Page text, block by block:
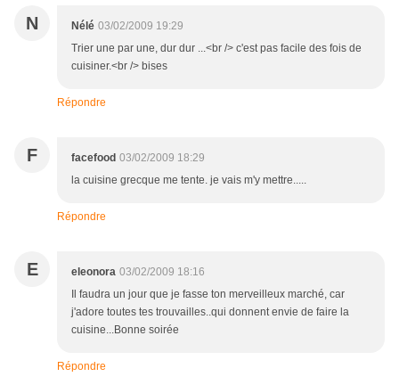
N Nélé 03/02/2009 19:29
Trier une par une, dur dur ...<br /> c'est pas facile des fois de
cuisiner.<br /> bises
Répondre
F facefood 03/02/2009 18:29
la cuisine grecque me tente. je vais m'y mettre.....
Répondre
E eleonora 03/02/2009 18:16
Il faudra un jour que je fasse ton merveilleux marché, car
j'adore toutes tes trouvailles..qui donnent envie de faire la
cuisine...Bonne soirée
Répondre